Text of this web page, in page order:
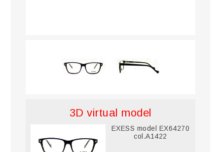
3D virtual model
EXESS model EX64270
col.A1422